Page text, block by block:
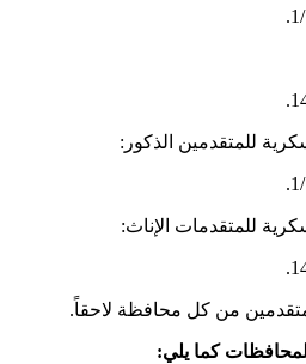
للمتقدمين الذكور:
للمتقدمات الإناث:
من كل محافظة لاحقاً.
كما يلي: